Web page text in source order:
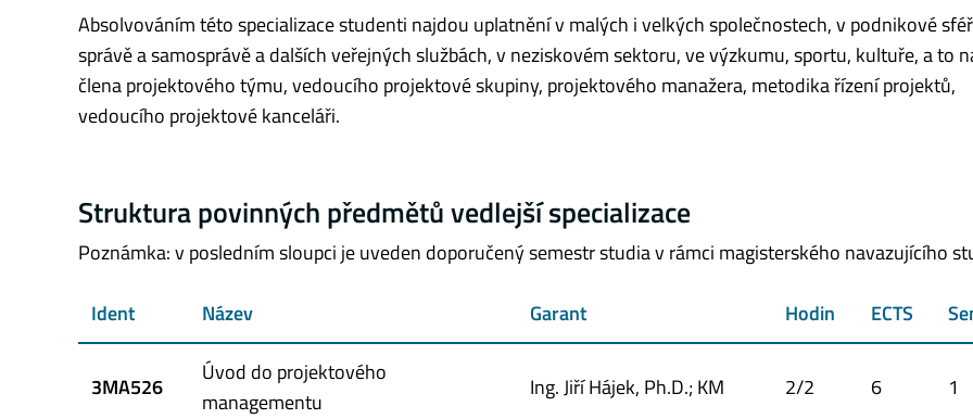
Absolvováním této specializace studenti najdou uplatnění v malých i velkých společnostech, v podnikové
správě a samosprávě a dalších veřejných službách, v neziskovém sektoru, ve výzkumu, sportu, kultuře, a to
člena projektového týmu, vedoucího projektové skupiny, projektového manažera, metodika řízení projektů,
vedoucího projektové kanceláři.
Struktura povinných předmětů vedlejší specializace
Poznámka: v posledním sloupci je uveden doporučený semestr studia v rámci magisterského navazujícího
Ident Název Garant Hodin ECTS
3MA526
Úvod do projektového
managementu
Ing. Jiří Hájek, Ph.D.; KM 2/2 6 1